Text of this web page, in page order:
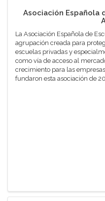
Asociación Española
La Asociación Española de
agrupación creada para
escuelas privadas y
como vía de acceso al
crecimiento para las
fundaron esta asociación de